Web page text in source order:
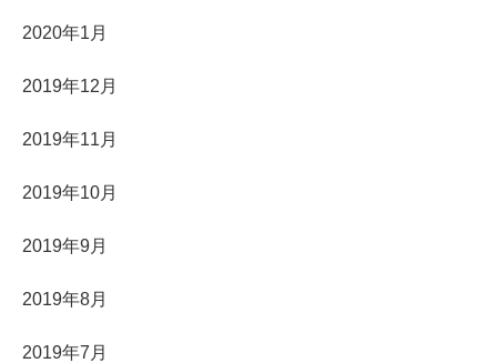
2020年1月
2019年12月
2019年11月
2019年10月
2019年9月
2019年8月
2019年7月